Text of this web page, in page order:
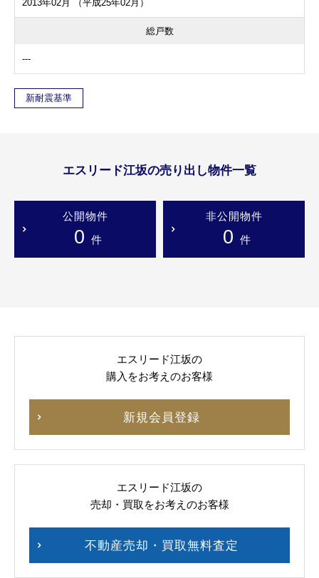
2013年02月 （平成25年02月）
総戸数
---
新耐震基準
エスリード江坂の売り出し物件一覧
公開物件
0 件
非公開物件
0 件
エスリード江坂の
購入をお考えのお客様
新規会員登録
エスリード江坂の
売却・買取をお考えのお客様
不動産売却・買取無料査定